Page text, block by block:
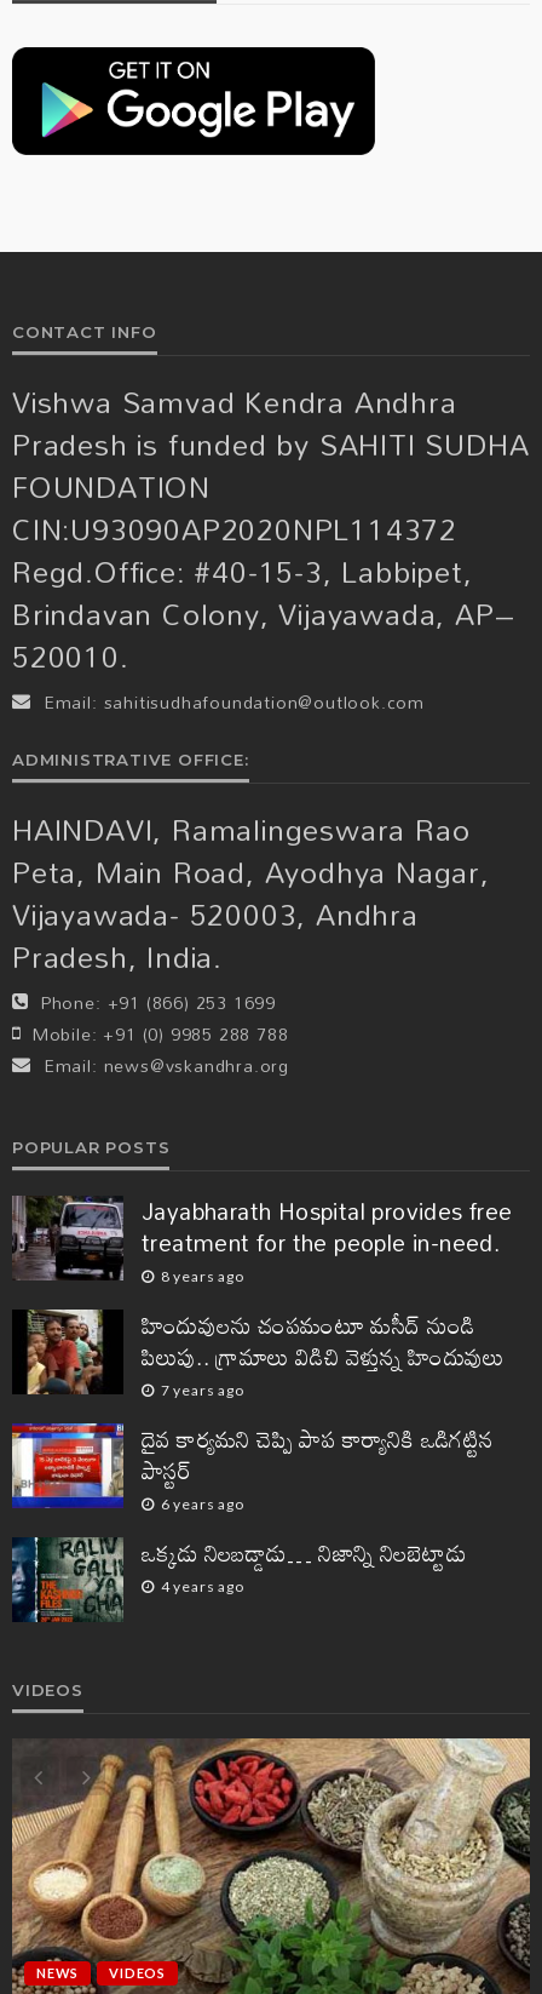
CONTACT INFO
Vishwa Samvad Kendra Andhra
Pradesh is funded by SAHITI SUDHA
FOUNDATION
CIN:U93090AP2020NPL114372
Regd.Office: #40-15-3, Labbipet,
Brindavan Colony, Vijayawada, AP–
520010.
Email: sahitisudhafoundation@outlook.com
ADMINISTRATIVE OFFICE:
HAINDAVI, Ramalingeswara Rao
Peta, Main Road, Ayodhya Nagar,
Vijayawada- 520003, Andhra
Pradesh, India.
Phone: +91 (866) 253 1699
Mobile: +91 (0) 9985 288 788
Email: news@vskandhra.org
POPULAR POSTS
Jayabharath Hospital provides free
treatment for the people in-need.
8 years ago
హిందువులను చంపమంటూ మసీద్ నుండి
పిలుపు.. గ్రామాలు విడిచి వెళ్తున్న హిందువులు
7 years ago
దైవ కార్యమని చెప్పి పాప కార్యానికి ఒడిగట్టిన
పాస్టర్
6 years ago
ఒక్కడు నిలబడ్డాడు… నిజాన్ని నిలబెట్టాడు
4 years ago
VIDEOS
NEWS VIDEOS